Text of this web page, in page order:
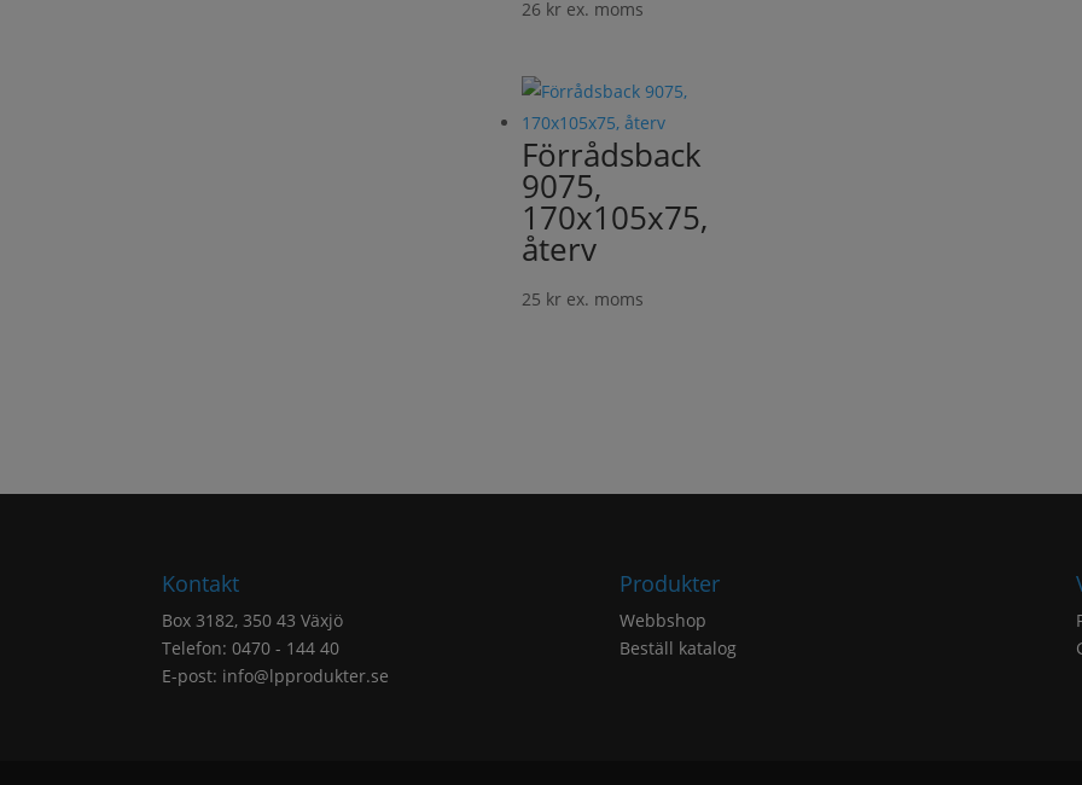
26 kr ex. moms
Förrådsback
9075,
170x105x75,
återv
25 kr ex. moms
Kontakt
Box 3182, 350 43 Växjö
Telefon: 0470 - 144 40
E-post: info@lpprodukter.se
Produkter
Webbshop
Beställ katalog